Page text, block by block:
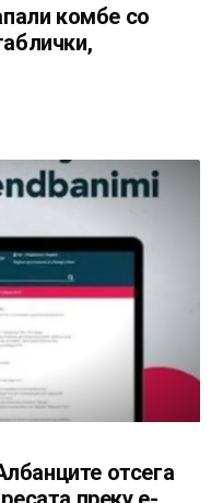
комбе со
отсега